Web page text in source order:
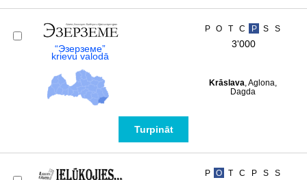
“Эзерземе”
krievu valodā
P O T C P S S
3'000
Krāslava, Aglona,
Dagda
Turpināt
P O T C P S S